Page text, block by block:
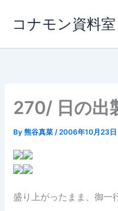
ス
コナモン資料室
270/ 日の出
By熊谷真菜/2006年10月23日
盛り上がったまま、御一